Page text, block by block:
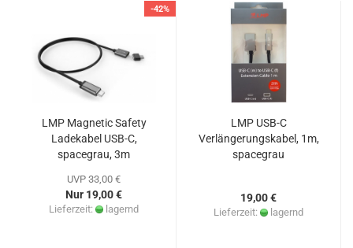
-42%
LMP Magnetic Safety
Ladekabel USB-C,
spacegrau, 3m
UVP 33,00 €
Nur 19,00 €
Lieferzeit: lagernd
LMP USB-C
Verlängerungskabel, 1m,
spacegrau
19,00 €
Lieferzeit: lagernd